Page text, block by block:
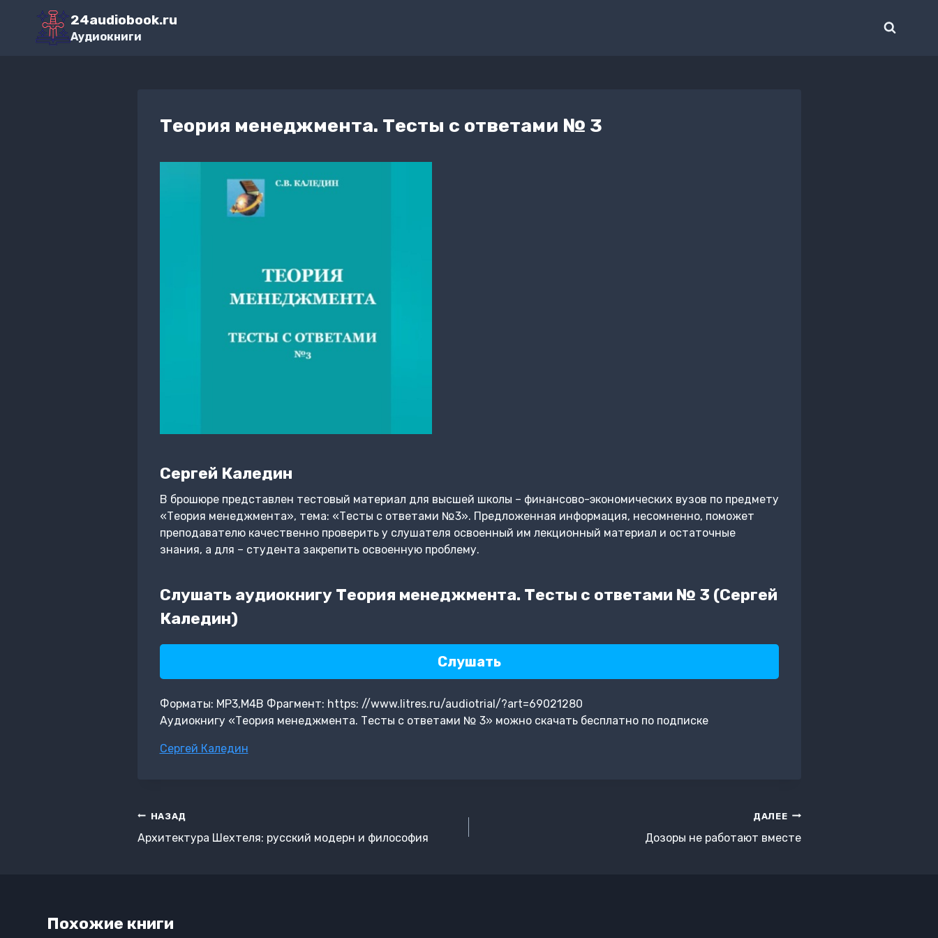
Перейти
содержимому
24audiobook.ru
Аудиокниги
Теория менеджмента. Тесты с ответами № 3
Сергей Каледин
В брошюре представлен тестовый материал для высшей школы – финансово-экономических вузов по предмету
«Теория менеджмента», тема: «Тесты с ответами №3». Предложенная информация, несомненно, поможет
преподавателю качественно проверить у слушателя освоенный им лекционный материал и остаточные
знания, а для – студента закрепить освоенную проблему.
Слушать аудиокнигу Теория менеджмента. Тесты с ответами № 3 (Сергей
Каледин)
Слушать
Форматы: MP3,M4B Фрагмент: https: //www.litres.ru/audiotrial/?art=69021280
Аудиокнигу «Теория менеджмента. Тесты с ответами № 3» можно скачать бесплатно по подписке
Метки
Сергей Каледин
Навигация
по
НАЗАД
Архитектура Шехтеля: русский модерн и философия
ДАЛЕЕ
Дозоры не работают вместе
Похожие книги